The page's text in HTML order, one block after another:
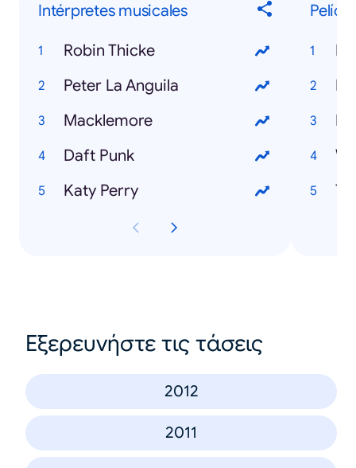
Intérpretes musicales
Robin Thicke
Peter La Anguila
Macklemore
Daft Punk
Katy Perry
Εξερευνήστε τις τάσεις
2012
2011